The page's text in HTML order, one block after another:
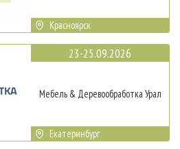
Красноярск
23-25.09.2026
Мебель & Деревообработка Урал
Екатеринбург